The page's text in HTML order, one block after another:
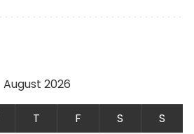
August 2026
T F S
S